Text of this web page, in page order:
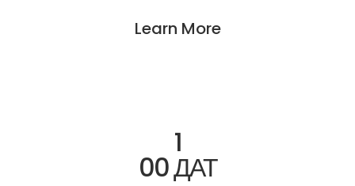
Learn More
1
00 ДАТ